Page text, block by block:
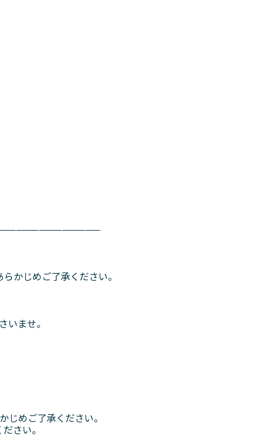
かじめご了承ください。
ませ。
じめご了承ください。
さい。